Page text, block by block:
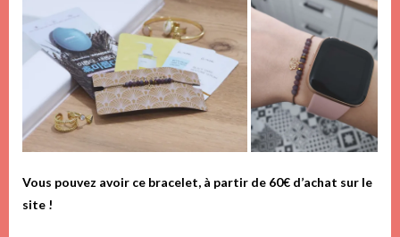
Vous pouvez avoir ce bracelet, à partir de 60€ d’achat sur le
site !